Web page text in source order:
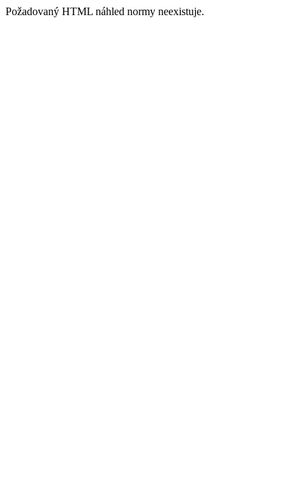
Požadovaný HTML náhled normy neexistuje.